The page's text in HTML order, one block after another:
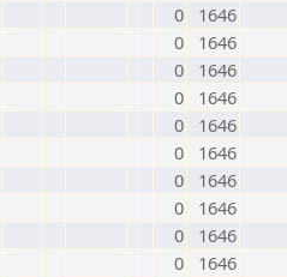
0
1646
0
1646
0
1646
0
1646
0
1646
0
1646
0
1646
0
1646
0
1646
0
1646